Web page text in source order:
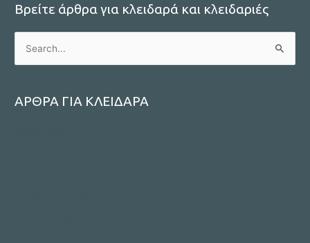
Βρείτε άρθρα για κλειδαρά και κλειδαριές
r
ΑΡΘΡΑ ΓΙΑ ΚΛΕΙΔΑΡΑ